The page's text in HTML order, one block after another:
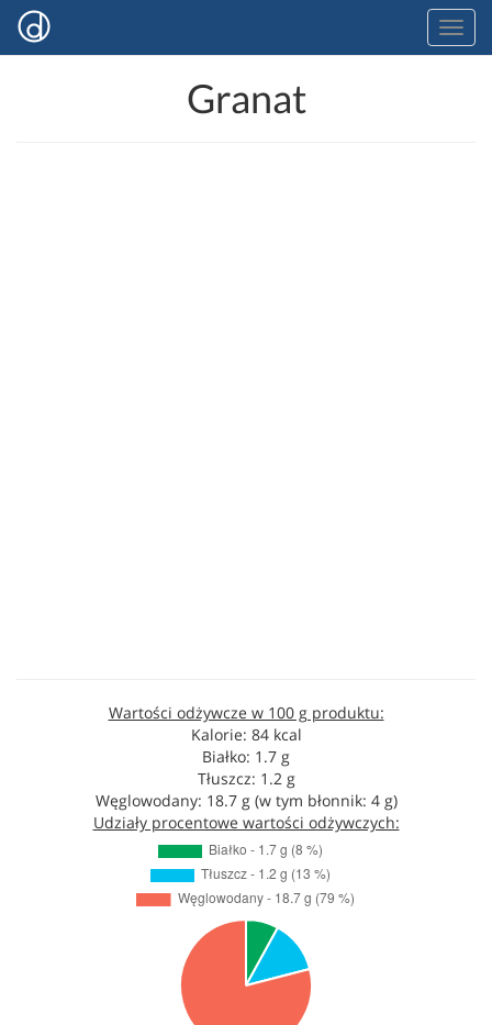
Granat
Wartości odżywcze w 100 g produktu:
Kalorie: 84 kcal
Białko: 1.7 g
Tłuszcz: 1.2 g
Węglowodany: 18.7 g (w tym błonnik: 4 g)
Udziały procentowe wartości odżywczych: